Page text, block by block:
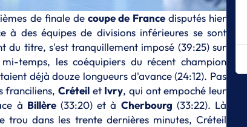
de finale decoupe de Francedisputés hier
à des équipes de divisions inférieures se sont
du titre, s'est tranquillement imposé (39:25) sur
temps, les coéquipiers du récent champion
déjà douze longueurs d'avance (24:12). Pas
franciliens, Créteilet Ivry, qui ont empoché leur
à Billère(33:20) et à Cherbourg (33:22). Là
dans les trente dernières minutes, Créteil